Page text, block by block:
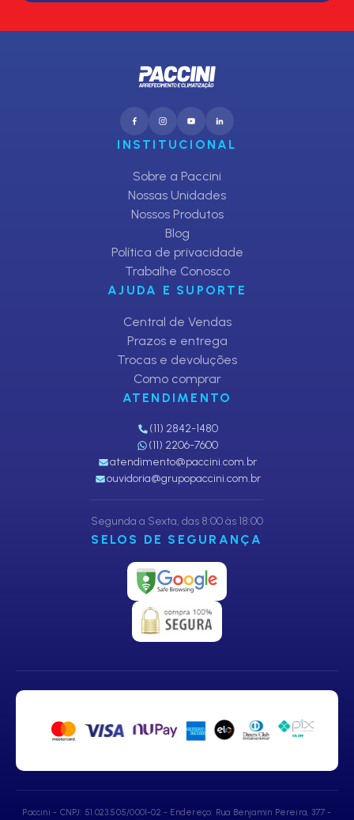
INSTITUCIONAL
Sobre a Paccini
Nossas Unidades
Nossos Produtos
Blog
Política de privacidade
Trabalhe Conosco
AJUDA E SUPORTE
Central de Vendas
Prazos e entrega
Trocas e devoluções
Como comprar
ATENDIMENTO
(11) 2842-1480
(11) 2206-7600
atendimento@paccini.com.br
ouvidoria@grupopaccini.com.br
Segunda a Sexta, das 8:00 às 18:00
SELOS DE SEGURANÇA
Paccini - CNPJ: 51.023.505/0001-02 - Endereço: Rua Benjamin Pereira, 377 -